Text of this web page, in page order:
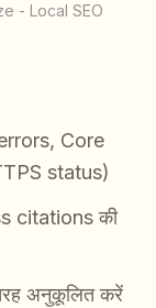
- Local SEO
Core
status)
citations की
अनुकूलित करें